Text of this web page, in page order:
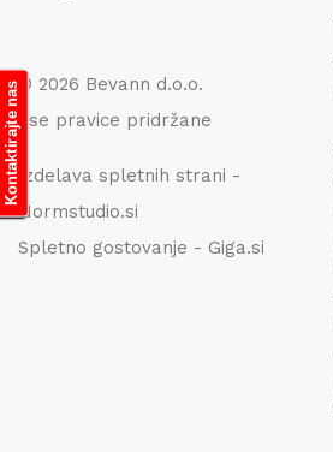
© 2026 Bevann d.o.o.
Vse pravice pridržane
Izdelava spletnih strani -
Normstudio.si
Spletno gostovanje - Giga.si
Kontaktirajte nas